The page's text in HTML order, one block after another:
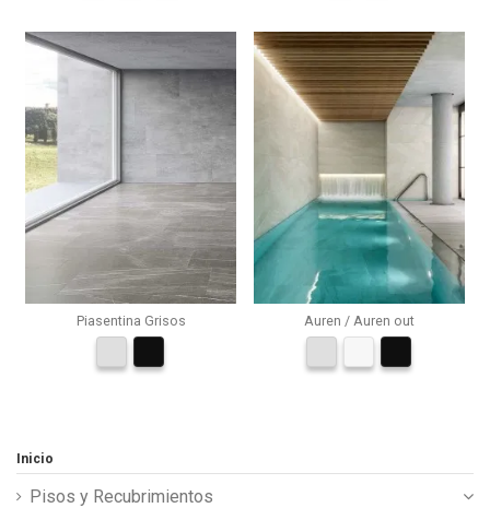
Piasentina Grisos Auren / Auren out
Inicio
Pisos y Recubrimientos